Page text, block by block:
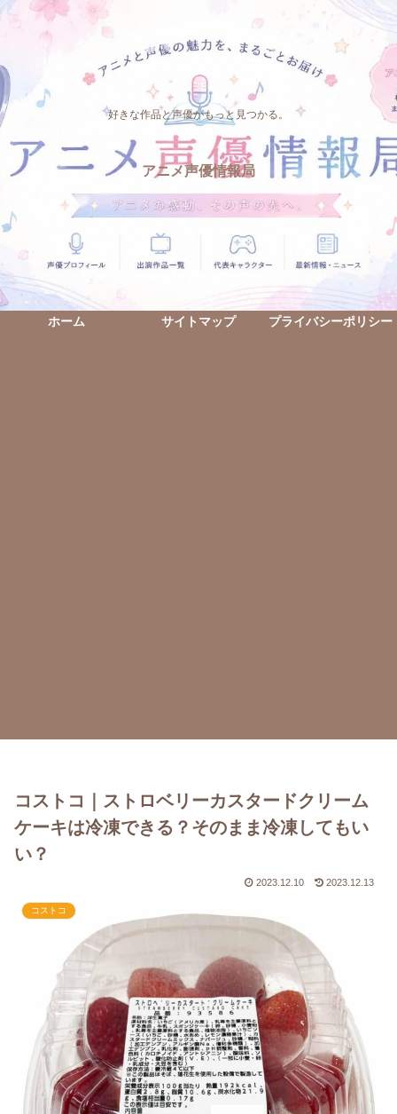
好きな作品と声優がもっと見つかる。
アニメ声優情報局
ホーム サイトマップ プライバシーポリシー
コストコ｜ストロベリーカスタードクリーム
ケーキは冷凍できる？そのまま冷凍してもい
い？
2023.12.10 2023.12.13
コストコ